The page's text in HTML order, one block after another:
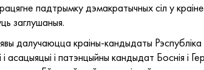
падтрымку дэмакратычных сіл у
заглушаныя.
далучаюцца краіны-кандыдаты
і асацыяцыі і патэнцыйны кандыдат Боснія